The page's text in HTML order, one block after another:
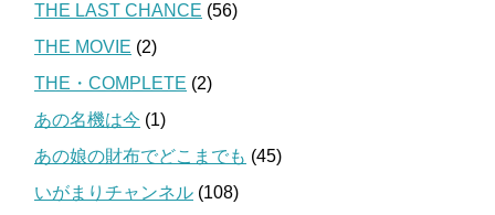
THE LAST CHANCE (56)
THE MOVIE (2)
THE・COMPLETE (2)
あの名機は今 (1)
あの娘の財布でどこまでも (45)
いがまりチャンネル (108)